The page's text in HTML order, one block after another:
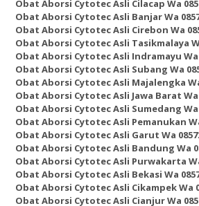
Obat Aborsi Cytotec Asli Cilacap Wa
Obat Aborsi Cytotec Asli Banjar Wa
Obat Aborsi Cytotec Asli Cirebon Wa
Obat Aborsi Cytotec Asli Tasikmalaya
Obat Aborsi Cytotec Asli Indramayu Wa
Obat Aborsi Cytotec Asli Subang Wa
Obat Aborsi Cytotec Asli Majalengka Wa
Obat Aborsi Cytotec Asli Jawa Barat Wa
Obat Aborsi Cytotec Asli Sumedang Wa
Obat Aborsi Cytotec Asli Pemanukan Wa
Obat Aborsi Cytotec Asli Garut Wa
Obat Aborsi Cytotec Asli Bandung Wa
Obat Aborsi Cytotec Asli Purwakarta Wa
Obat Aborsi Cytotec Asli Bekasi Wa
Obat Aborsi Cytotec Asli Cikampek Wa
Obat Aborsi Cytotec Asli Cianjur Wa